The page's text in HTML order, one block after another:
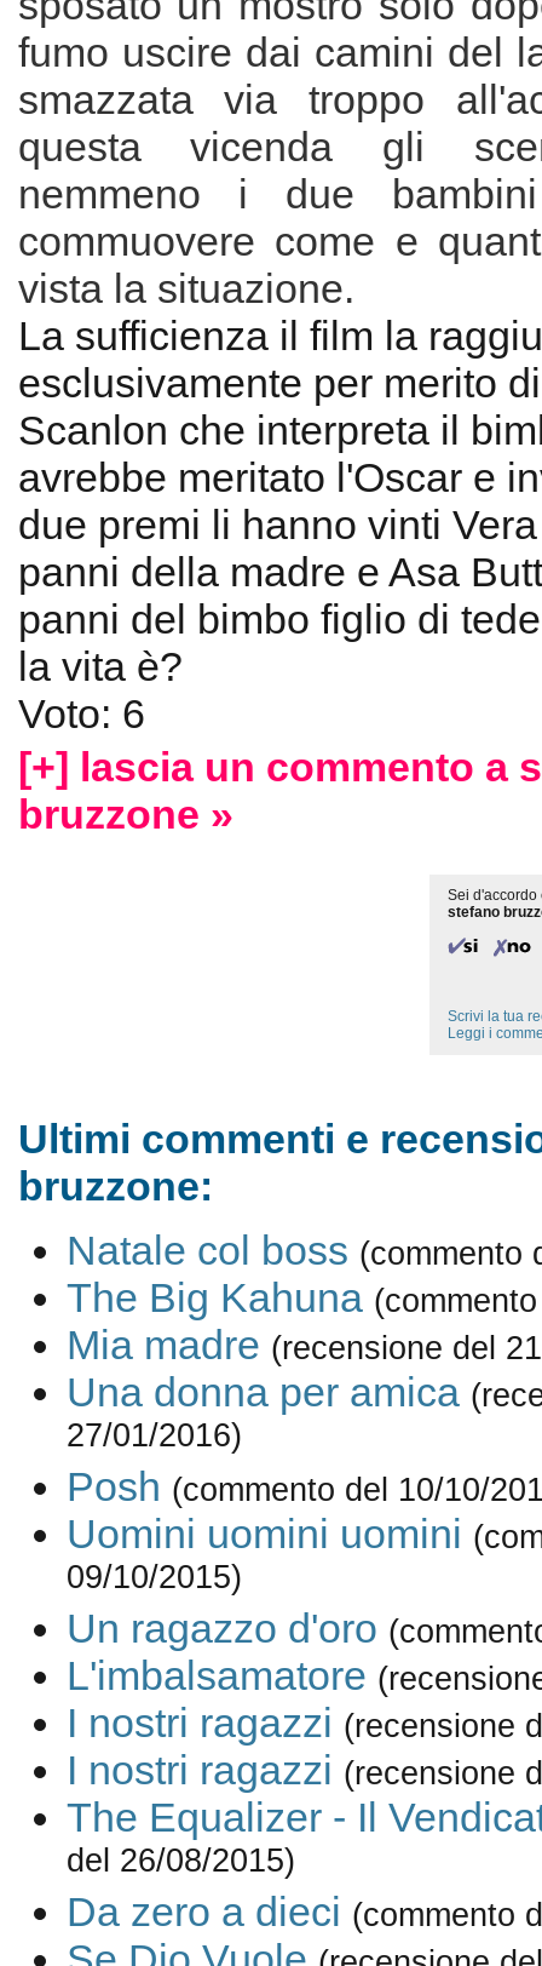
fumo uscire dai camini del
smazzata via troppo
questa vicenda gli
nemmeno i due
commuovere come e
vista la situazione.
La sufficienza il film la
esclusivamente per merito
Scanlon che interpreta il
avrebbe meritato l'Oscar e
due premi li hanno vinti
panni della madre e Asa
panni del bimbo figlio di
la vita è?
Voto: 6
[+] lascia un commento a
bruzzone »
Sei d'accordo
stefano
Scrivi la tua
Leggi i
Ultimi commenti e
bruzzone:
Natale col boss (commento
The Big Kahuna
Mia madre (recensione del
Una donna per amica
27/01/2016)
Posh (commento del 10/10/
Uomini uomini uomini
09/10/2015)
Un ragazzo d'oro
L'imbalsamatore
I nostri ragazzi (recensione
I nostri ragazzi (recensione
The Equalizer - Il
del 26/08/2015)
Da zero a dieci (commento